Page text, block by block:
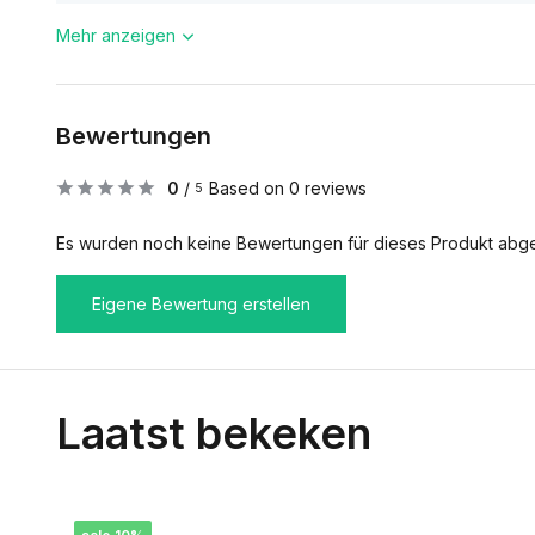
Mehr anzeigen
Bewertungen
0 / 5 Based on 0 reviews
Es wurden noch keine Bewertungen für dieses Produkt
Eigene Bewertung erstellen
Laatst bekeken